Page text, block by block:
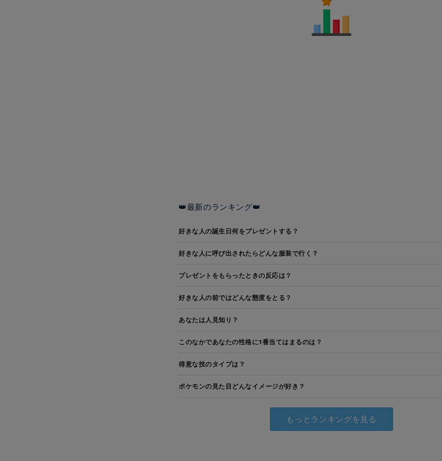
👑最新のランキング👑
好きな人の誕生日何をプレゼントする？
好きな人に呼び出されたらどんな服装で行く？
プレゼントをもらったときの反応は？
好きな人の前ではどんな態度をとる？
あなたは人見知り？
このなかであなたの性格に1番当てはまるのは？
得意な技のタイプは？
ポケモンの見た目どんなイメージが好き？
もっとランキングを見る